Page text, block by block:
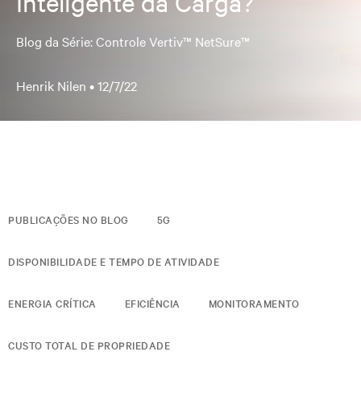
Blog da Série: Controle Vertiv™ NetSure™
Henrik Nilen •12/7/22
PUBLICAÇÕES NO BLOG 5G
DISPONIBILIDADE E TEMPO DE ATIVIDADE
ENERGIA CRÍTICA EFICIÊNCIA MONITORAMENTO
CUSTO TOTAL DE PROPRIEDADE